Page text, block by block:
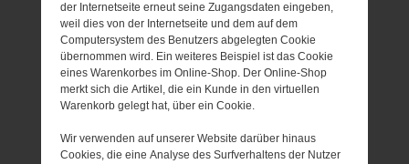
der Internetseite erneut seine Zugangsdaten eingeben,
weil dies von der Internetseite und dem auf dem
Computersystem des Benutzers abgelegten Cookie
übernommen wird. Ein weiteres Beispiel ist das Cookie
eines Warenkorbes im Online-Shop. Der Online-Shop
merkt sich die Artikel, die ein Kunde in den virtuellen
Warenkorb gelegt hat, über ein Cookie.
Wir verwenden auf unserer Website darüber hinaus
Cookies, die eine Analyse des Surfverhaltens der Nutzer